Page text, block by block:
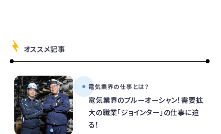
オススメ記事
電気業界の仕事とは？
電気業界のブルーオーシャン！需要拡
大の職業「ジョインター」の仕事に迫
る！